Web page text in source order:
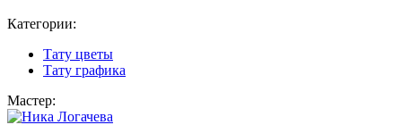
Категории:
Тату цветы
Тату графика
Мастер: